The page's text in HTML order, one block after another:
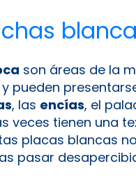
son áreas de la
pueden
, las encías, el
veces tienen una
placas blancas
pasar